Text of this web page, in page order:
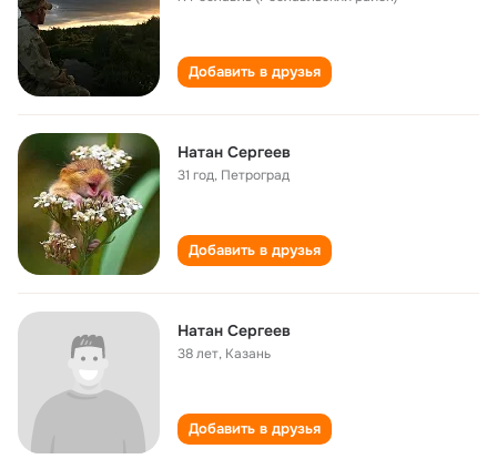
Добавить в друзья
Натан Сергеев
31 год, Петроград
Добавить в друзья
Натан Сергеев
38 лет, Казань
Добавить в друзья